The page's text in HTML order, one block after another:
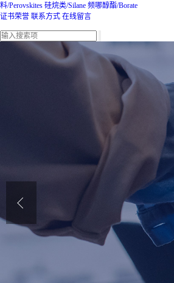
料/Perovskites 硅烷类/Silane 频哪醇酯/Borate
证书荣誉 联系方式 在线留言